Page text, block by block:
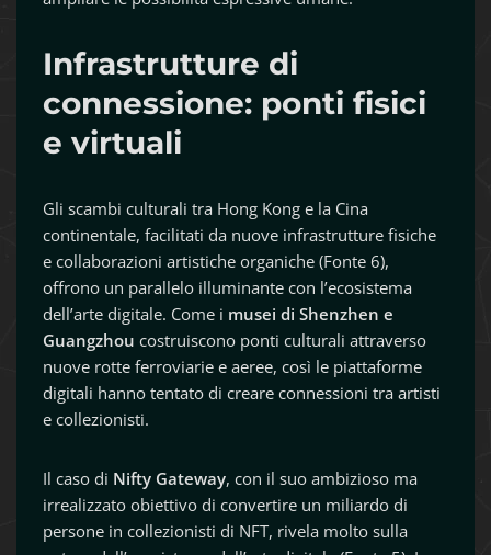
Infrastrutture di
connessione: ponti fisici
e virtuali
Gli scambi culturali tra Hong Kong e la Cina
continentale, facilitati da nuove infrastrutture fisiche
e collaborazioni artistiche organiche (Fonte 6),
offrono un parallelo illuminante con l’ecosistema
dell’arte digitale. Come i musei di Shenzhen e
Guangzhou costruiscono ponti culturali attraverso
nuove rotte ferroviarie e aeree, così le piattaforme
digitali hanno tentato di creare connessioni tra artisti
e collezionisti.
Il caso di Nifty Gateway, con il suo ambizioso ma
irrealizzato obiettivo di convertire un miliardo di
persone in collezionisti di NFT, rivela molto sulla